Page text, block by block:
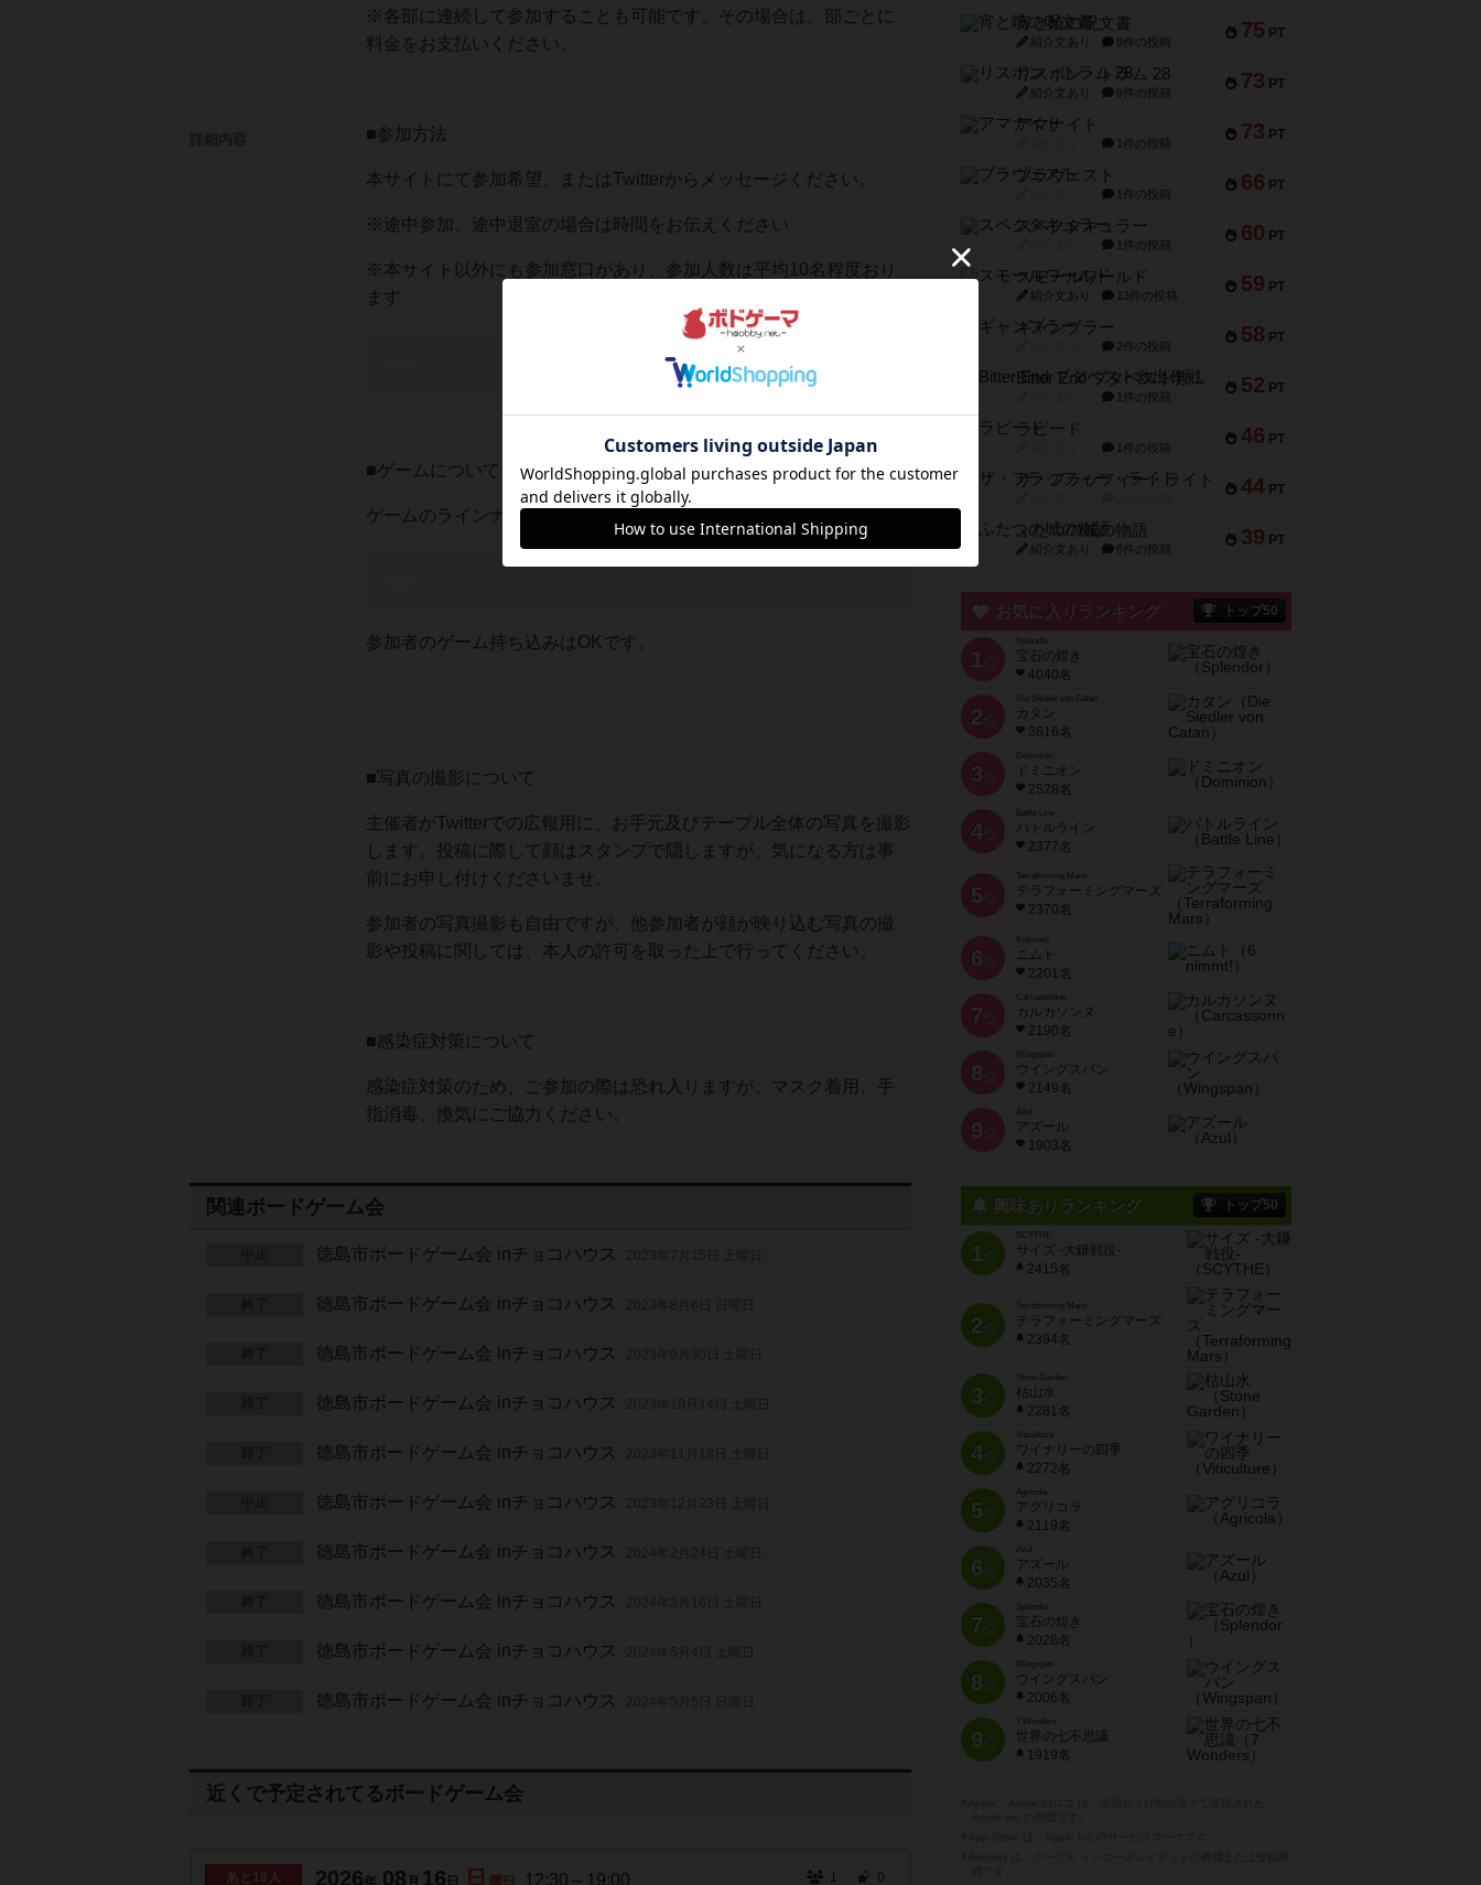
※各部に連続して参加することも可能です。その場合は、部ごとに
料金をお支払いください。
■参加方法
本サイトにて参加希望、またはTwitterからメッセージください。
※途中参加、途中退室の場合は時間をお伝えください
※本サイト以外にも参加窓口があり、参加人数は平均10名程度おり
ます
■ゲームについて
ゲームのラインナップは、リンク先を参照ください
参加者のゲーム持ち込みはOKです。
■写真の撮影について
主催者がTwitterでの広報用に、お手元及びテーブル全体の写真を撮影
します。投稿に際して顔はスタンプで隠しますが、気になる方は事
前にお申し付けくださいませ。
参加者の写真撮影も自由ですが、他参加者が顔が映り込む写真の撮
影や投稿に関しては、本人の許可を取った上で行ってください。
■感染症対策について
感染症対策のため、ご参加の際は恐れ入りますが、マスク着用、手
指消毒、換気にご協力ください。
関連ボードゲーム会
徳島市ボードゲーム会 inチョコハウス
徳島市ボードゲーム会 inチョコハウス
徳島市ボードゲーム会 inチョコハウス
徳島市ボードゲーム会 inチョコハウス
徳島市ボードゲーム会 inチョコハウス
徳島市ボードゲーム会 inチョコハウス
徳島市ボードゲーム会 inチョコハウス
徳島市ボードゲーム会 inチョコハウス
徳島市ボードゲーム会 inチョコハウス
徳島市ボードゲーム会 inチョコハウス
近くで予定されてるボードゲーム会
あと 19人 2026年 08 月 16 日 曜日 12:30～19:00 1 0
75 PT
宵と暁の呪文書
紹介文あり 8件の投稿
73 PT
リスボン・トラム 28
紹介文あり 9件の投稿
73 PT
アマナイト
1件の投稿
66 PT
ブラヴェスト
1件の投稿
60 PT
スペクタキュラー
1件の投稿
59 PT
スモールワールド
紹介文あり 13件の投稿
58 PT
ギャンブラー
2件の投稿
52 PT
Bitter End ブタペスト救出作戦
1件の投稿
46 PT
ラピード
1件の投稿
44 PT
ザ・フラッフィー・ライト
39 PT
ふたつの城の物語
紹介文あり 6件の投稿
お気に入りランキング トップ50
1 位
宝石の煌き
4040名
2 位
Die Siedler von Catan
カタン
3616名
3 位
ドミニオン
2528名
4位
Battle Line
バトルライン
2377名
5 位
Terraforming Mars
テラフォーミングマーズ
2370名
6 位
ニムト
2201名
7 位
Carcassonne
カルカソンヌ
2190名
8 位
Wingspan
ウイングスパン
2149名
9 位
Azul
アズール
1903名
興味ありランキング トップ50
1位
SCYTHE
サイズ -大鎌戦役-
2415名
2位
Terraforming Mars
テラフォーミングマーズ
2394名
3位
Stone Garden
枯山水
2281名
4位
Viticulture
ワイナリーの四季
2272名
5位
Agricola
アグリコラ
2119名
6位
Azul
アズール
2035名
7位
宝石の煌き
2028名
8位
Wingspan
ウイングスパン
2006名
9位
7 Wonders
世界の七不思議
1919名